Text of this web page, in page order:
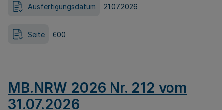
Ausfertigungsdatum 21.07.2026
Seite 600
MB.NRW 2026 Nr. 212 vom
31.07.2026